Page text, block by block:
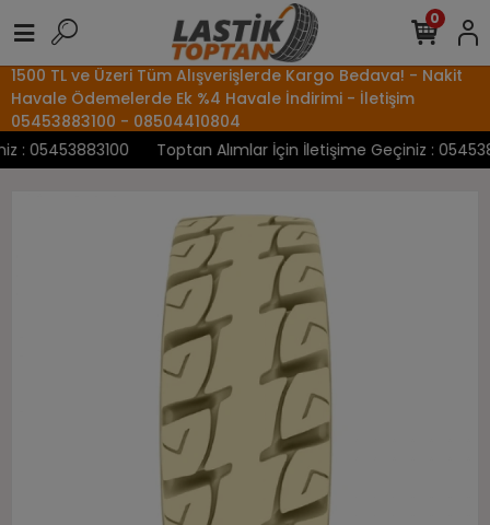
1500 TL ve Üzeri Tüm Alışverişlerde Kargo Bedava! - Nakit
Havale Ödemelerde Ek %4 Havale İndirimi - İletişim
05453883100 - 08504410804
05453883100
Toptan Alımlar İçin İletişime Geçiniz :
0